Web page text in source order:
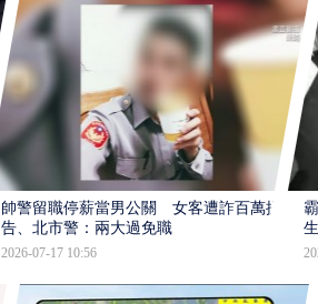
帥警留職停薪當男公關 女客遭詐百萬提
告、北市警：兩大過免職
2026-07-17 10:56